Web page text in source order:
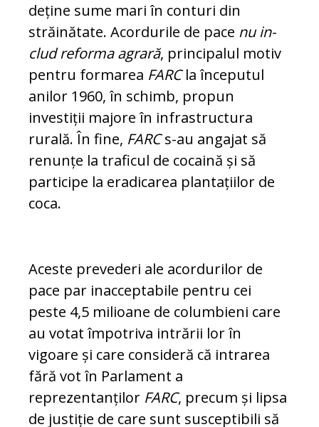
deține sume mari în conturi din
străinătate. Acordurile de pace nu in­
clud reforma agrară, principalul motiv
pen­tru formarea FARCla începutul
anilor 1960, în schimb, propun
investiții majore în infrastructura
rurală. În fine, FARCs-au angajat să
renunțe la traficul de cocaină și să
participe la eradicarea plantațiilor de
coca.
Aceste prevederi ale acordurilor de
pace par inacceptabile pentru cei
peste 4,5 mi­li­oane de columbieni care
au votat îm­po­triva intrării lor în
vigoare și care con­sideră că intrarea
fără vot în Parlament a
reprezentanților FARC, precum și lipsa
de justiție de care sunt susceptibili să